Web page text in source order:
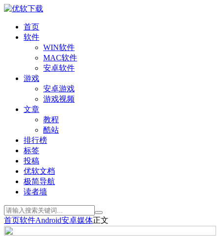
首页
软件
WIN软件
MAC软件
安卓软件
游戏
安卓游戏
游戏视频
文章
教程
酷站
排行榜
标签
投稿
优软文档
极简导航
读者墙
首页软件Android安卓媒体正文